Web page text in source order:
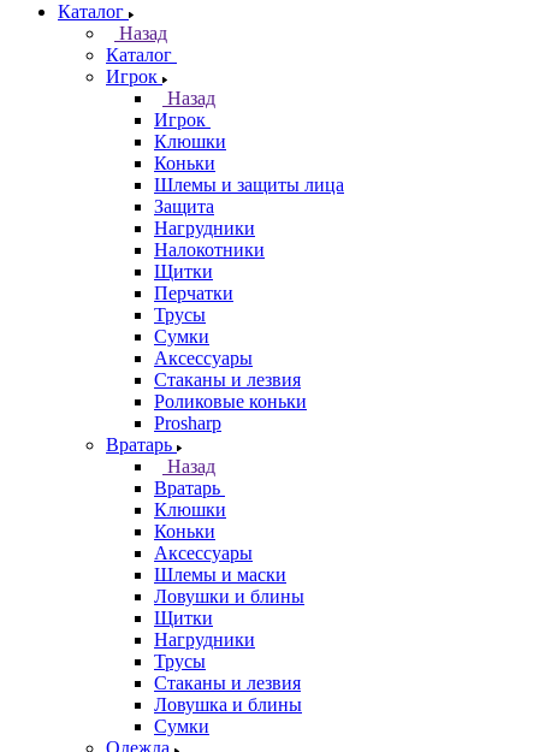
Каталог
Назад
Каталог
Игрок
Назад
Игрок
Клюшки
Коньки
Шлемы и защиты лица
Защита
Нагрудники
Налокотники
Щитки
Перчатки
Трусы
Сумки
Аксессуары
Стаканы и лезвия
Роликовые коньки
Prosharp
Вратарь
Назад
Вратарь
Клюшки
Коньки
Аксессуары
Шлемы и маски
Ловушки и блины
Щитки
Нагрудники
Трусы
Стаканы и лезвия
Ловушка и блины
Сумки
Одежда